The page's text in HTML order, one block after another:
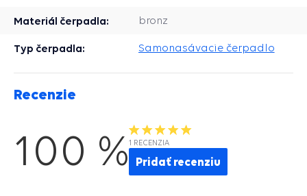
Materiál čerpadla: bronz
Typ čerpadla: Samonasávacie čerpadlo
Recenzie
100 %1 RECENZIA
Pridať recenziu